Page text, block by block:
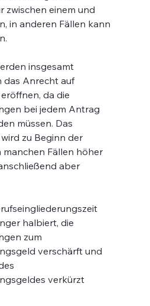
zwischen einem und
in anderen Fällen kann
insgesamt
das Anrecht auf
da die
bei jedem Antrag
müssen. Das
zu Beginn der
Fällen höher
aber
halbiert, die
zum
verschärft und
verkürzt